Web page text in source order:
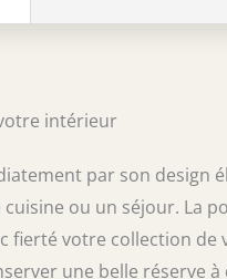
rouges et blancs en
bandeau tactile avec
VIBRATION : Avec
tout en silence et
ou le restaurant.
intérieur
par son
ou un séjour. La
votre collection de
une belle réserve à